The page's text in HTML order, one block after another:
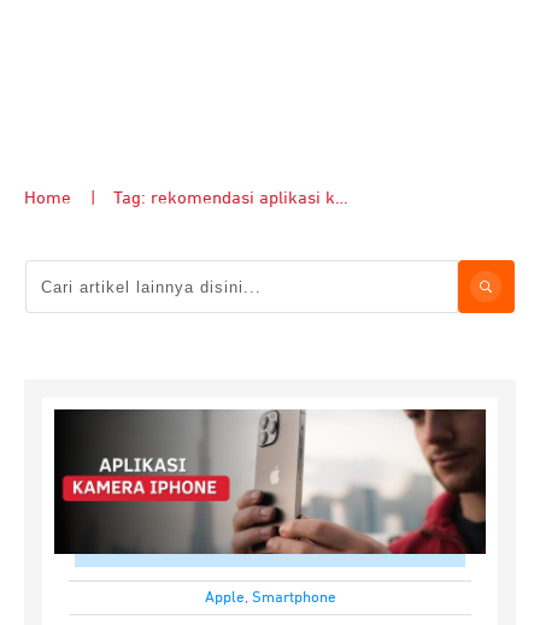
Home Tag: rekomendasi aplikasi kamera iphone
Apple, Smartphone